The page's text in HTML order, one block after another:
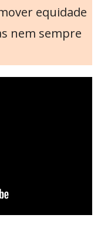
equidade
nem sempre